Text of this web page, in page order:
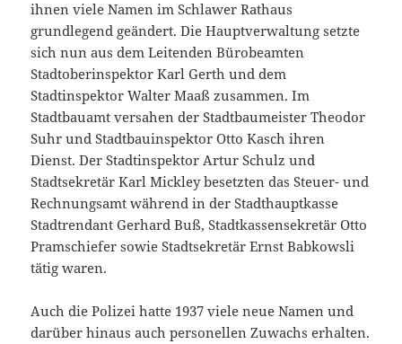
ihnen viele Namen im Schlawer Rathaus
grundlegend geändert. Die Hauptverwaltung setzte
sich nun aus dem Leitenden Bürobeamten
Stadtoberinspektor Karl Gerth und dem
Stadtinspektor Walter Maaß zusammen. Im
Stadtbauamt versahen der Stadtbaumeister Theodor
Suhr und Stadtbauinspektor Otto Kasch ihren
Dienst. Der Stadtinspektor Artur Schulz und
Stadtsekretär Karl Mickley besetzten das Steuer- und
Rechnungsamt während in der Stadthauptkasse
Stadtrendant Gerhard Buß, Stadtkassensekretär Otto
Pramschiefer sowie Stadtsekretär Ernst Babkowsli
tätig waren.
Auch die Polizei hatte 1937 viele neue Namen und
darüber hinaus auch personellen Zuwachs erhalten.